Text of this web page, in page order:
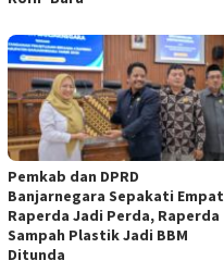
Pemkab dan DPRD
Banjarnegara Sepakati Empat
Raperda Jadi Perda, Raperda
Sampah Plastik Jadi BBM
Ditunda